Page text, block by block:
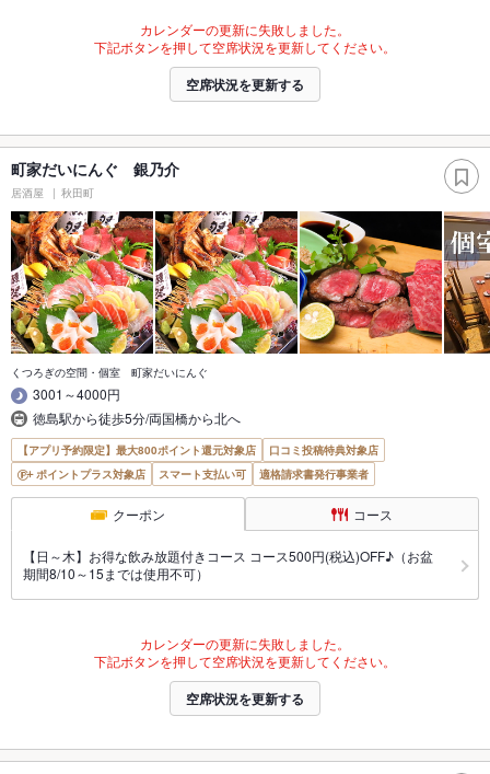
カレンダーの更新に失敗しました。
下記ボタンを押して空席状況を更新してください。
空席状況を更新する
町家だいにんぐ 銀乃介
居酒屋 秋田町
くつろぎの空間・個室 町家だいにんぐ
3001～4000円
徳島駅から徒歩5分/両国橋から北へ
【アプリ予約限定】最大800ポイント還元対象店
口コミ投稿特典対象店
ポイントプラス対象店
スマート支払い可 適格請求書発行事業者
クーポン コース
【日～木】お得な飲み放題付きコース コース500円(税込)OFF♪（お盆
期間8/10～15までは使用不可）
カレンダーの更新に失敗しました。
下記ボタンを押して空席状況を更新してください。
空席状況を更新する